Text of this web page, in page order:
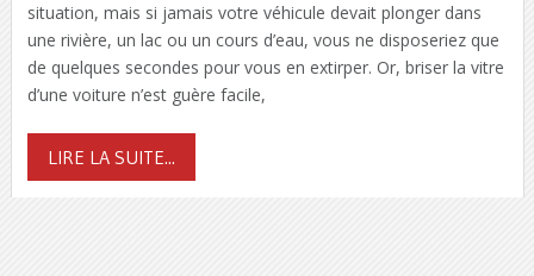
situation, mais si jamais votre véhicule devait plonger dans
une rivière, un lac ou un cours d’eau, vous ne disposeriez que
de quelques secondes pour vous en extirper. Or, briser la vitre
d’une voiture n’est guère facile,
LIRE LA SUITE...